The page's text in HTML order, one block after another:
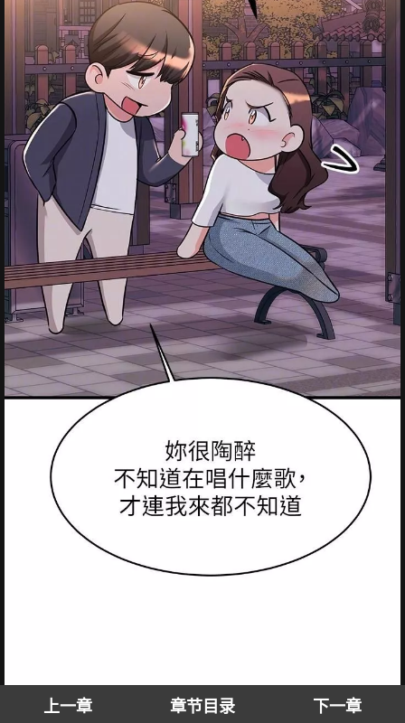
上一章 章节目录 下一章